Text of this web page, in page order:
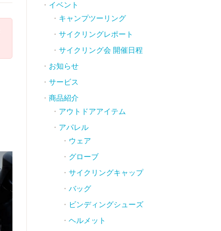
イベント
キャンプツーリング
サイクリングレポート
サイクリング会 開催日程
お知らせ
サービス
商品紹介
アウトドアアイテム
アパレル
ウェア
グローブ
サイクリングキャップ
バッグ
ビンディングシューズ
ヘルメット